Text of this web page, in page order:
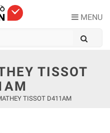
MENU
TISSOT
TISSOT D411AM